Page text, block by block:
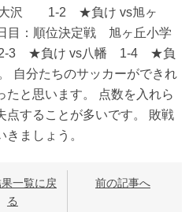
大沢 1-2 ★負け vs旭ヶ
：順位決定戦 旭ヶ丘小学
2-3 ★負け vs八幡 1-4 ★負
自分たちのサッカーができれ
たと思います。 点数を入れら
点することが多いです。 敗戦
ましょう。
一覧に戻
る
前の記事へ